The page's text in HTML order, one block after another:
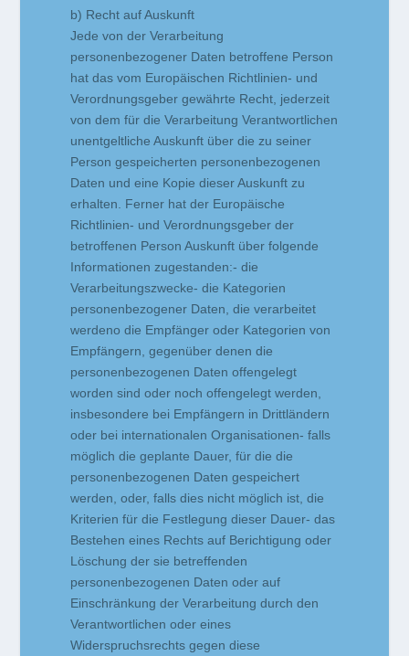
b) Recht auf Auskunft
Jede von der Verarbeitung
personenbezogener Daten betroffene Person
hat das vom Europäischen Richtlinien- und
Verordnungsgeber gewährte Recht, jederzeit
von dem für die Verarbeitung Verantwortlichen
unentgeltliche Auskunft über die zu seiner
Person gespeicherten personenbezogenen
Daten und eine Kopie dieser Auskunft zu
erhalten. Ferner hat der Europäische
Richtlinien- und Verordnungsgeber der
betroffenen Person Auskunft über folgende
Informationen zugestanden:- die
Verarbeitungszwecke- die Kategorien
personenbezogener Daten, die verarbeitet
werdeno die Empfänger oder Kategorien von
Empfängern, gegenüber denen die
personenbezogenen Daten offengelegt
worden sind oder noch offengelegt werden,
insbesondere bei Empfängern in Drittländern
oder bei internationalen Organisationen- falls
möglich die geplante Dauer, für die die
personenbezogenen Daten gespeichert
werden, oder, falls dies nicht möglich ist, die
Kriterien für die Festlegung dieser Dauer- das
Bestehen eines Rechts auf Berichtigung oder
Löschung der sie betreffenden
personenbezogenen Daten oder auf
Einschränkung der Verarbeitung durch den
Verantwortlichen oder eines
Widerspruchsrechts gegen diese